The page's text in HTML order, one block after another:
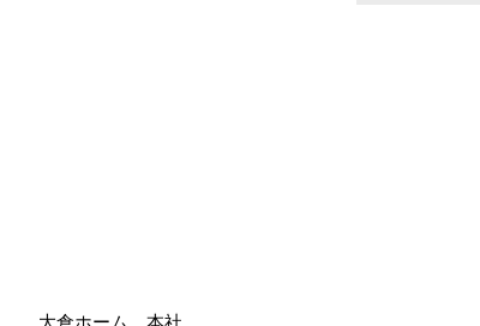
大倉ホーム 本社